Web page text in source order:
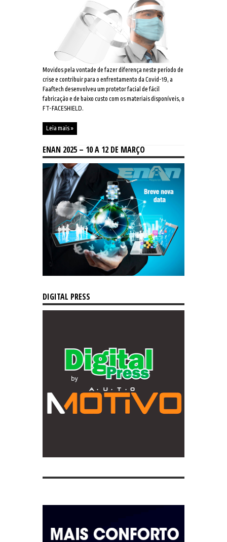
Movidos pela vontade de fazer diferença neste período de
crise e contribuir para o enfrentamento da Covid-19, a
Faaftech desenvolveu um protetor facial de fácil
fabricação e de baixo custo com os materiais disponíveis, o
FT-FACESHIELD.
Leia mais »
ENAN 2025 – 10 A 12 DE MARÇO
DIGITAL PRESS